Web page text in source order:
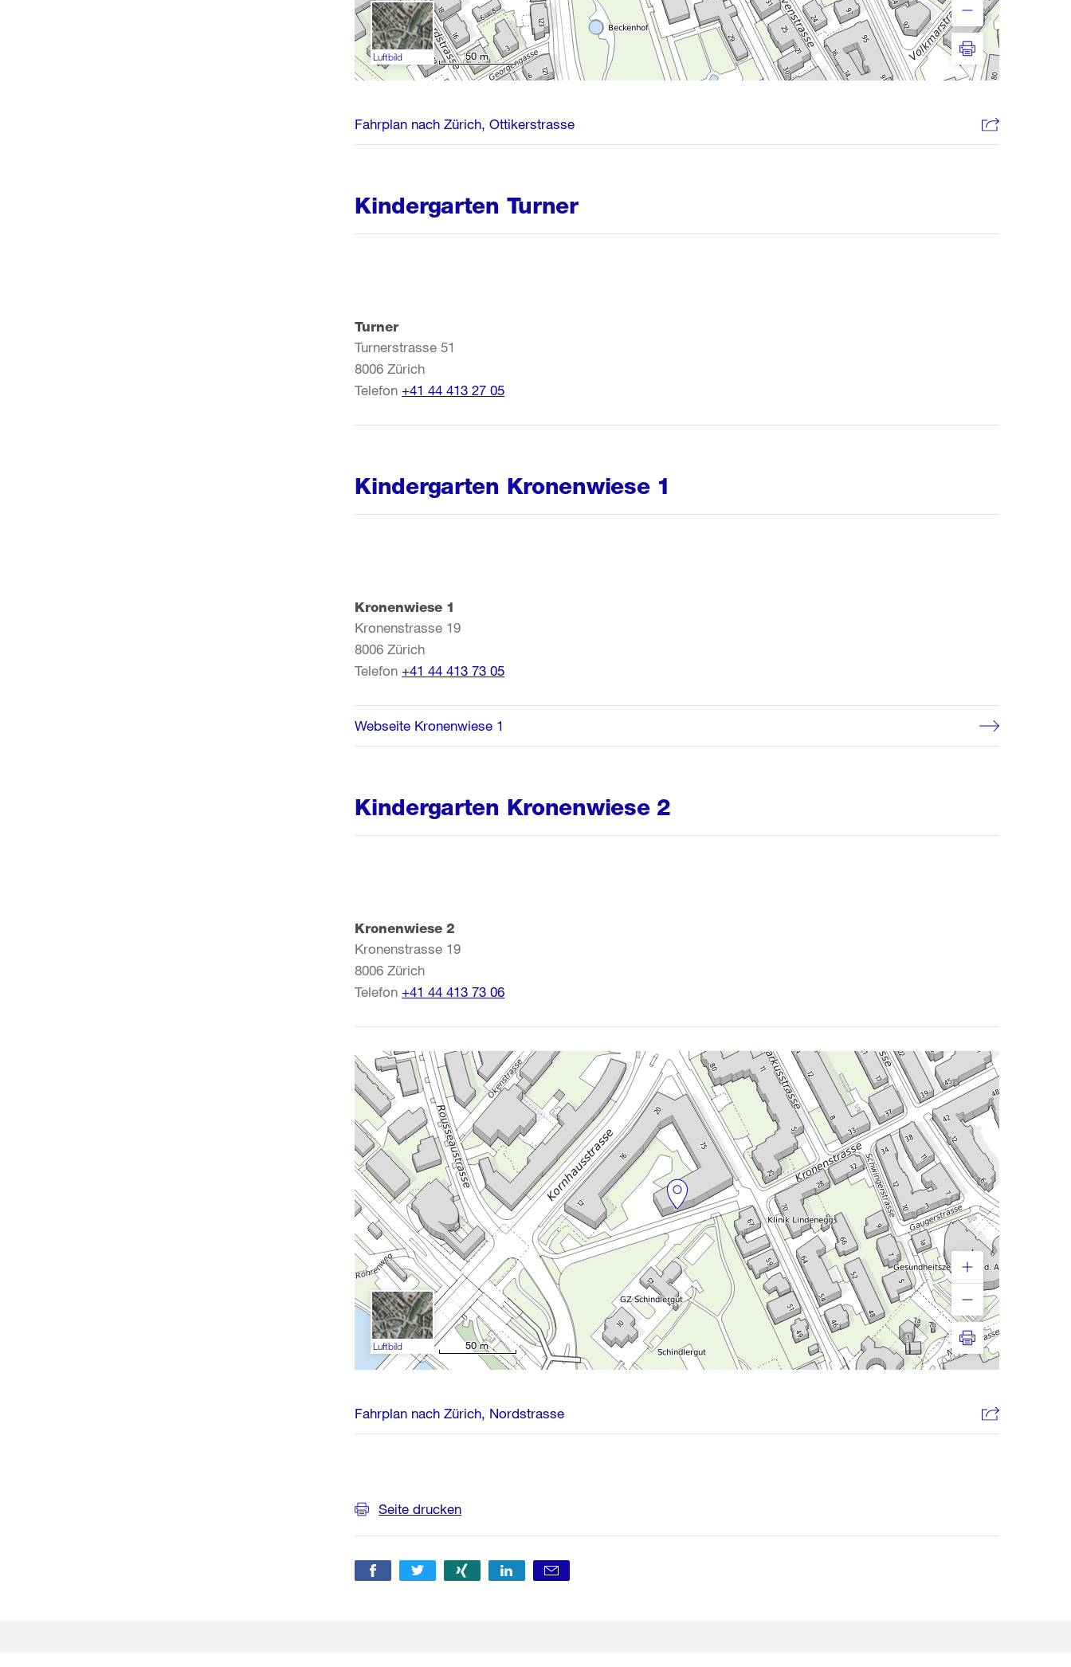
50 m
Luftbild Drucken
Fahrplan nach Zürich, Ottikerstrasse
Kindergarten Turner
Turner
Turnerstrasse 51
8006Zürich
Telefon +41 44 413 27 05
Kindergarten Kronenwiese 1
Kronenwiese 1
Kronenstrasse 19
8006Zürich
Telefon +41 44 413 73 05
Webseite Kronenwiese 1
Kindergarten Kronenwiese 2
Kronenwiese 2
Kronenstrasse 19
8006Zürich
Telefon +41 44 413 73 06
50 m
Luftbild Drucken
Fahrplan nach Zürich, Nordstrasse
Informationen
Seite drucken